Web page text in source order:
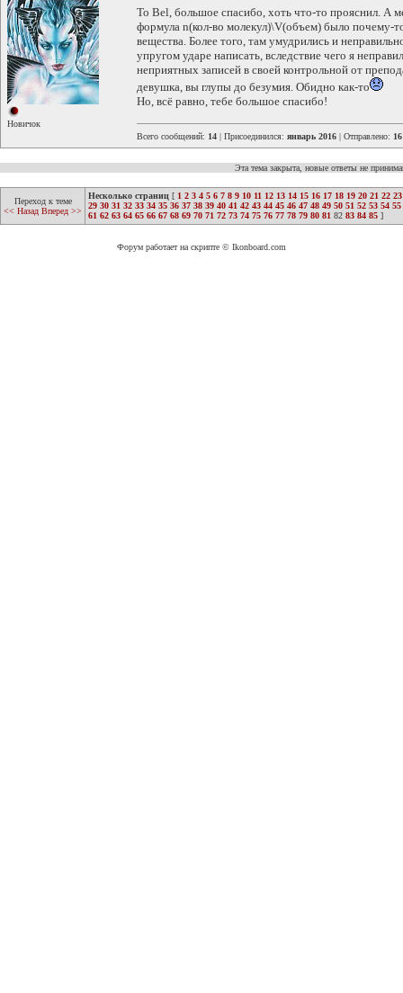
Новичок
To Вel, большое спасибо, хоть что-то прояснил. А
формула n(кол-во молекул)\V(объем) было почему-
вещества. Более того, там умудрились и
упругом ударе написать, вследствие чего я
неприятных записей в своей контрольной от
девушка, вы глупы до безумия. Обидно как-то
Но, всё равно, тебе большое спасибо!
Всего сообщений: 14 | Присоединился: январь 2016 | Отправлено:
Эта тема закрыта, новые ответы не
Переход к теме
<< Назад Вперед >>
Несколько страниц [ 1 2 3 4 5 6 7 8 9 10 11 12 13 14 15 16 17 18 19 20 21 22 23
29 30 31 32 33 34 35 36 37 38 39 40 41 42 43 44 45 46 47 48 49 50 51 52 53 54 55
61 62 63 64 65 66 67 68 69 70 71 72 73 74 75 76 77 78 79 80 81 82 83 84 85 ]
Форум работает на скрипте © Ikonboard.com